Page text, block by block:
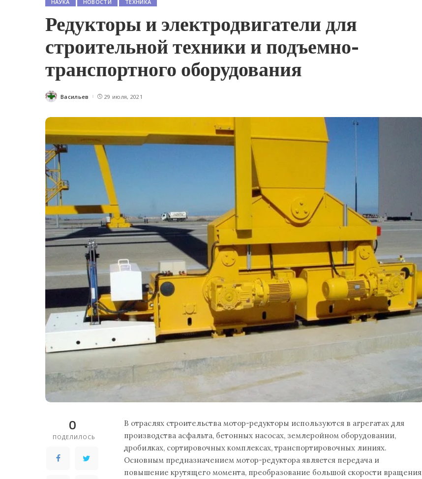
НАУКА НОВОСТИ ТЕХНИКА
Редукторы и электродвигатели для
строительной техники и подъемно-
транспортного оборудования
Posted
Васильев 29 июля, 2021
0
ПОДЕЛИЛОСЬ
В отраслях строительства мотор-редукторы используются в агрегатах для
производства асфальта, бетонных насосах, землеройном оборудовании,
дробилках, сортировочных комплексах, транспортировочных линиях.
Основным предназначением мотор-редуктора является передача и
повышение крутящего момента, преобразование большой скорости вращения